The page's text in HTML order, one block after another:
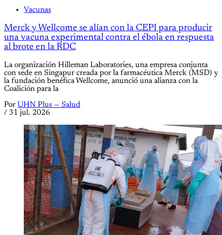
Vacunas
Merck y Wellcome se alían con la CEPI para producir
una vacuna experimental contra el ébola en respuesta
al brote en la RDC
La organización Hilleman Laboratories, una empresa conjunta
con sede en Singapur creada por la farmacéutica Merck (MSD) y
la fundación benéfica Wellcome, anunció una alianza con la
Coalición para la
Por UHN Plus — Salud
/ 31 jul. 2026